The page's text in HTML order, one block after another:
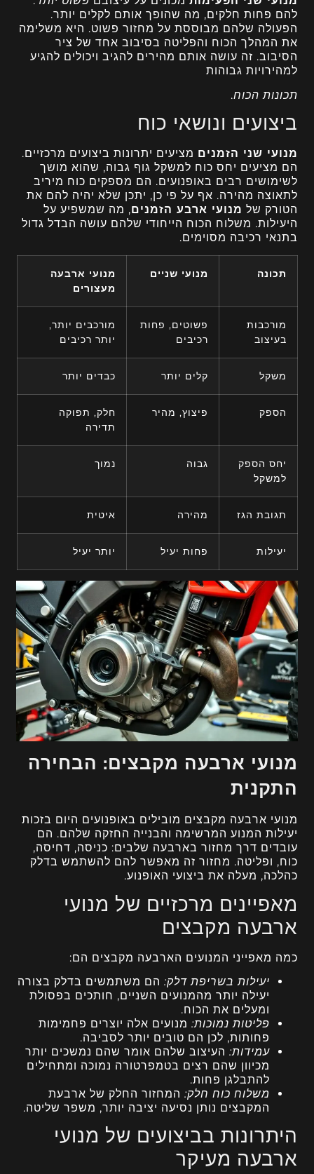
להם פחות חלקים, מה שהופך אותם לקלים יותר.
הפעולה שלהם מבוססת על מחזור פשוט. היא משלימה
את המהלך הכוח והפליטה בסיבוב אחד של ציר
הסיבוב. זה עושה אותם מהירים להגיב ויכולים להגיע
למהירויות גבוהות
תכונות הכוח.
ביצועים ונושאי כוח
מנועי שני הזמנים מציעים יתרונות ביצועים מרכזיים.
הם מציעים יחס כוח למשקל גוף גבוה, שהוא מושך
לשימושים רבים באופנועים. הם מספקים כוח מיריב
לתאוצה מהירה. אף על פי כן, יתכן שלא יהיה להם את
הטורק של מנועי ארבע הזמנים, מה שמשפיע על
היעילות. משלוח הכוח הייחודי שלהם עושה הבדל גדול
בתנאי רכיבה מסוימים.
תכונה מנועי שניים
מנועי ארבעה
מעצורים
מורכבות
בעיצוב
פשוטים, פחות
רכיבים
מורכבים יותר,
יותר רכיבים
משקל קלים יותר כבדים יותר
הספק פיצוץ, מהיר
חלק, תפוקה
תדירה
יחס הספק
למשקל
גבוה נמוך
תגובת הגז מהירה איטית
יעילות פחות יעיל יותר יעיל
מנועי ארבעה מקבצים: הבחירה
התקנית
מנועי ארבעה מקבצים מובילים באופנועים היום בזכות
יעילות המנוע המרשימה והבנייה החזקה שלהם. הם
עובדים דרך מחזור בארבעה שלבים: כניסה, דחיסה,
כוח, ופליטה. מחזור זה מאפשר להם להשתמש בדלק
כהלכה, מעלה את ביצועי האופנוע.
מאפיינים מרכזיים של מנועי
ארבעה מקבצים
כמה מאפייני המנועים הארבעה מקבצים הם:
יעילות בשריפת דלק: הם משתמשים בדלק בצורה
יעילה יותר מהמנועים השניים, חותכים בפסולת
ומעלים את הכוח.
פליטות נמוכות: מנועים אלה יוצרים פחמימות
פחותות, לכן הם טובים יותר לסביבה.
עמידות: העיצוב שלהם אומר שהם נמשכים יותר
מכיוון שהם רצים בטמפרטורה נמוכה ומתחילים
להתבלגן פחות.
משלוח כוח חלק: המחזור החלק של ארבעת
המקבצים נותן נסיעה יציבה יותר, משפר שליטה.
היתרונות בביצועים של מנועי
ארבעה מעיקר